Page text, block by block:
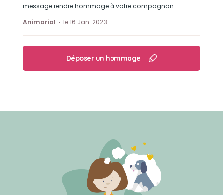
message rendre hommage à votre compagnon.
Animorial
le 16 Jan. 2023
Déposer un hommage